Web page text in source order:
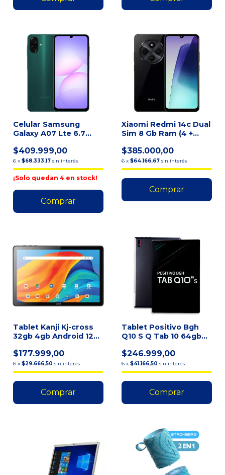
Celular Samsung
Galaxy A07 Lte 6.7
Cámara 50mpx - Gree
$409.999,00
6 x $68.333,17 sin interés
¡Solo quedan 4 en stock!
Xiaomi Redmi 14c Dual
Sim 8 Gb Ram (4 +
$385.000,00
6 x $64.166,67 sin interés
Tablet Kanji Kj-cross
32gb 4gb Android 12
$177.999,00
6 x $29.666,50 sin interés
Tablet Positivo Bgh
Q10 S Q Tab 10 64gb
$246.999,00
6 x $41.166,50 sin interés